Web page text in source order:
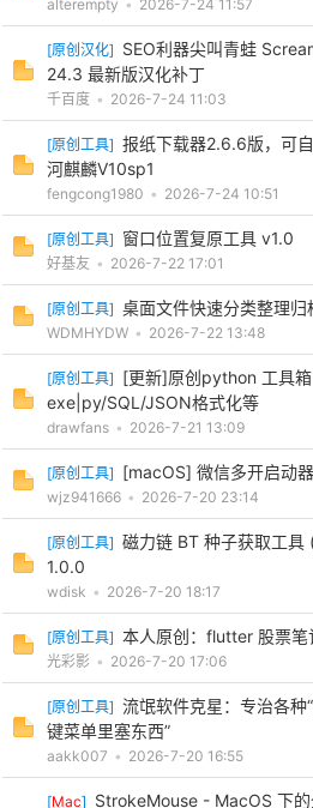
alterempty • 2026-7-24 11:57
[原创汉化] SEO利器尖叫青蛙
24.3 最新版汉化补丁
千百度 • 2026-7-24 11:03
[原创工具] 报纸下载器2.6.6版，可
河麒麟V10sp1
fengcong1980 • 2026-7-24 10:51
[原创工具] 窗口位置复原工具 v1.0
好基友 • 2026-7-22 17:01
[原创工具] 桌面文件快速分类整理归
WDMHYDW • 2026-7-22 13:48
[原创工具] [更新]原创python 工具
exe|py/SQL/JSON格式化等
drawfans • 2026-7-21 13:09
[原创工具] [macOS] 微信多开启动器
wjz941666 • 2026-7-20 23:14
[原创工具] 磁力链 BT 种子获取工
1.0.0
wdisk • 2026-7-20 18:17
[原创工具] 本人原创：flutter 股票
光彩影 • 2026-7-20 17:06
[原创工具] 流氓软件克星：专治各种
键菜单里塞东西”
aakk007 • 2026-7-20 16:55
[Mac] StrokeMouse - MacOS 下